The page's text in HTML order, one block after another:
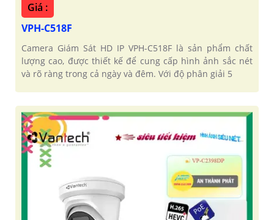
Giá :
VPH-C518F
Camera Giám Sát HD IP VPH-C518F là sản phẩm chất
lượng cao, được thiết kế để cung cấp hình ảnh sắc nét
và rõ ràng trong cả ngày và đêm. Với độ phân giải 5